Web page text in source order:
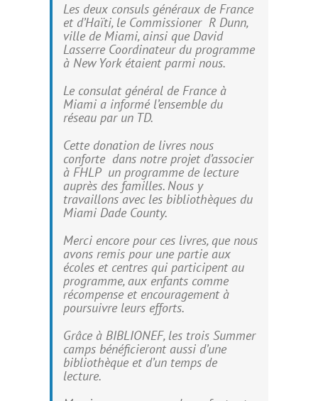
Les deux consuls généraux de France
et d’Haïti, le Commissioner R Dunn,
ville de Miami, ainsi que David
Lasserre Coordinateur du programme
à New York étaient parmi nous.
Le consulat général de France à
Miami a informé l’ensemble du
réseau par un TD.
Cette donation de livres nous
conforte dans notre projet d’associer
à FHLP un programme de lecture
auprès des familles. Nous y
travaillons avec les bibliothèques du
Miami Dade County.
Merci encore pour ces livres, que nous
avons remis pour une partie aux
écoles et centres qui participent au
programme, aux enfants comme
récompense et encouragement à
poursuivre leurs efforts.
Grâce à BIBLIONEF, les trois Summer
camps bénéficieront aussi d’une
bibliothèque et d’un temps de
lecture.